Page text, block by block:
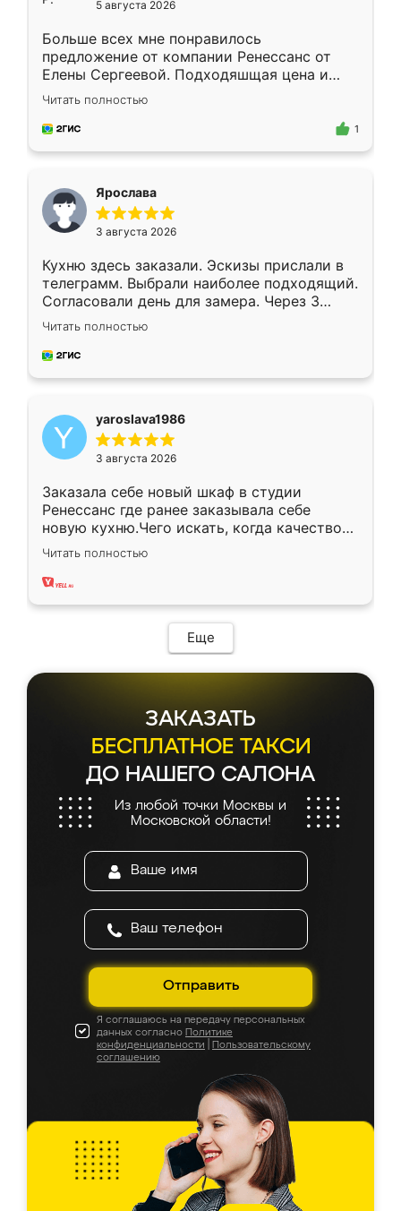
5 августа 2026
Больше всех мне понравилось
предложение от компании Ренессанс от
Елены Сергеевой. Подходяшщая цена и
короткие сроки изготовления. Приехавший
для замера сотрудник Владислав
предложил по моему эскизу самый
Читать полностью
1
Ярослава
3 августа 2026
Кухню здесь заказали. Эскизы прислали в
телеграмм. Выбрали наиболее подходящий.
Согласовали день для замера. Через 3
недели кухня была уже готова. Остались
довольны работой. Спасибо Ренессанс
мебель за качественную работу!
Читать полностью
yaroslava1986
3 августа 2026
Заказала себе новый шкаф в студии
Ренессанс где ранее заказывала себе
новую кухню.Чего искать, когда качеством
вполне довольна. Служит кухня уже почти
два года, нареканий нет.
Читать полностью
Еще
ЗАКАЗАТЬ
БЕСПЛАТНОЕ ТАКСИ
ДО НАШЕГО САЛОНА
Из любой точки Москвы и
Московской области!
Отправить
Я соглашаюсь на передачу персональных
данных согласно Политике
конфиденциальности
Пользовательскому
соглашению